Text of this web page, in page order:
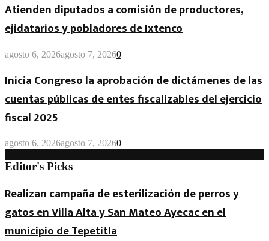
Atienden diputados a comisión de productores,
ejidatarios y pobladores de Ixtenco
agosto 6, 2026agosto 7, 20260
Inicia Congreso la aprobación de dictámenes de las
cuentas públicas de entes fiscalizables del ejercicio
fiscal 2025
agosto 6, 2026agosto 7, 20260
Editor's Picks
Realizan campaña de esterilización de perros y
gatos en Villa Alta y San Mateo Ayecac en el
municipio de Tepetitla